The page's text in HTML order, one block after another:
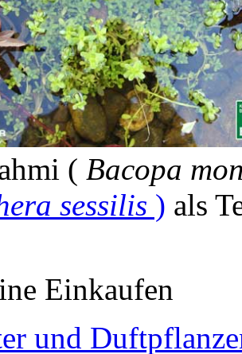
( Bacopa
sessilis ) als
Einkaufen
und